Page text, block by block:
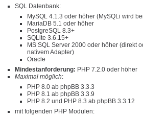
SQL Datenbank:
MySQL 4.1.3 oder höher (MySQLi wird
MariaDB 5.1 oder höher
PostgreSQL 8.3+
SQLite 3.6.15+
MS SQL Server 2000 oder höher (direkt
nativem Adapter)
Oracle
Mindestanforderung: PHP 7.2.0 oder höher
Maximal möglich:
PHP 8.0 ab phpBB 3.3.3
PHP 8.1 ab phpBB 3.3.9
PHP 8.2 und PHP 8.3 ab phpBB 3.3.12
mit folgenden PHP Modulen: